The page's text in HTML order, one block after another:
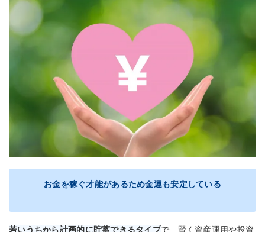
お金を稼ぐ才能があるため金運も安定している
若いうちから計画的に貯蓄できるタイプで、賢く資産運用や投資